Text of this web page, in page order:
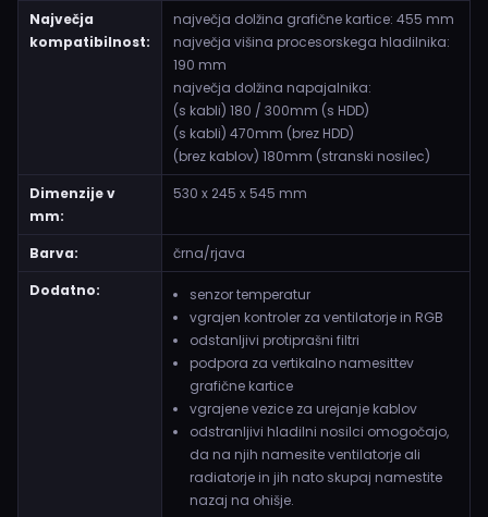
Največja
kompatibilnost:
največja dolžina grafične kartice: 455 mm
največja višina procesorskega hladilnika:
190 mm
največja dolžina napajalnika:
(s kabli) 180 / 300mm (s HDD)
(s kabli) 470mm (brez HDD)
(brez kablov) 180mm (stranski nosilec)
Dimenzije v
mm:
530 x 245 x 545 mm
Barva:
črna/rjava
Dodatno:
senzor temperatur
vgrajen kontroler za ventilatorje in RGB
odstanljivi protiprašni filtri
podpora za vertikalno namesittev
grafične kartice
vgrajene vezice za urejanje kablov
odstranljivi hladilni nosilci omogočajo,
da na njih namesite ventilatorje ali
radiatorje in jih nato skupaj namestite
nazaj na ohišje.